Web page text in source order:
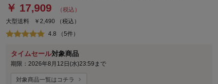
￥ 17,909
（税込）
大型送料
￥2,490
（税込）
4.8 （5件）
タイムセール対象商品
期限：2026年8月12日(水)23:59まで
対象商品一覧はコチラ